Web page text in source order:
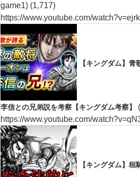
game1) (1,717)
https://www.youtube.com/
【キングダム】青
李信との兄弟説を考察【キングダム考察】
https://www.youtube.com/
【キングダム】